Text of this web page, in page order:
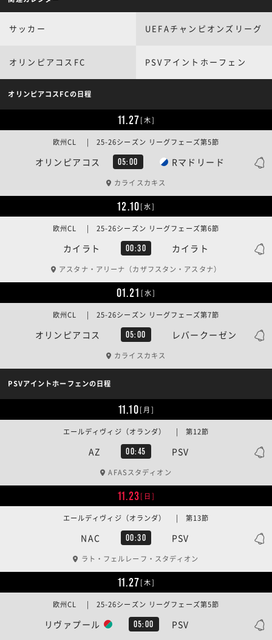
サッカー UEFAチャンピオンズリーグ
オリンピアコスFC PSVアイントホーフェン
オリンピアコスFCの日程
11.27[木]
オリンピアコス 05:00 Rマドリード
欧州CL | 25-26シーズン リーグフェーズ第5節
カライスカキス
12.10[水]
カイラト 00:30 カイラト
欧州CL | 25-26シーズン リーグフェーズ第6節
アスタナ・アリーナ（カザフスタン・アスタナ）
01.21 [水]
オリンピアコス 05:00 レバークーゼン
欧州CL | 25-26シーズン リーグフェーズ第7節
カライスカキス
PSVアイントホーフェンの日程
11.10[月]
AZ 00:45 PSV
エールディヴィジ（オランダ） | 第12節
AFASスタディオン
11.23[日]
NAC 00:30 PSV
エールディヴィジ（オランダ） | 第13節
ラト・フェルレーフ・スタディオン
11.27[木]
リヴァプール 05:00 PSV
欧州CL | 25-26シーズン リーグフェーズ第5節